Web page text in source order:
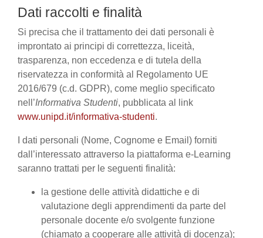
Dati raccolti e finalità
Si precisa che il trattamento dei dati personali è
improntato ai principi di correttezza, liceità,
trasparenza, non eccedenza e di tutela della
riservatezza in conformità al Regolamento UE
2016/679 (c.d. GDPR), come meglio specificato
nell’Informativa Studenti, pubblicata al link
www.unipd.it/informativa-studenti.
I dati personali (Nome, Cognome e Email) forniti
dall’interessato attraverso la piattaforma e-Learning
saranno trattati per le seguenti finalità:
la gestione delle attività didattiche e di
valutazione degli apprendimenti da parte del
personale docente e/o svolgente funzione
(chiamato a cooperare alle attività di docenza);